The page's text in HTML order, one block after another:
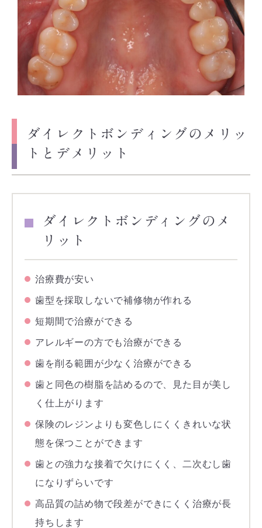
ダイレクトボンディングのメリッ
トとデメリット
ダイレクトボンディングのメ
リット
治療費が安い
歯型を採取しないで補修物が作れる
短期間で治療ができる
アレルギーの方でも治療ができる
歯を削る範囲が少なく治療ができる
歯と同色の樹脂を詰めるので、見た目が美し
く仕上がります
保険のレジンよりも変色しにくくきれいな状
態を保つことができます
歯との強力な接着で欠けにくく、二次むし歯
になりずらいです
高品質の詰め物で段差ができにくく治療が長
持ちします